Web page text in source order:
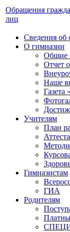
Обращения
лиц
Сведения об
О гимназии
Общие
Отчет
Наше
Газета
Учителям
План
Гимназистам
ГИА
Родителям